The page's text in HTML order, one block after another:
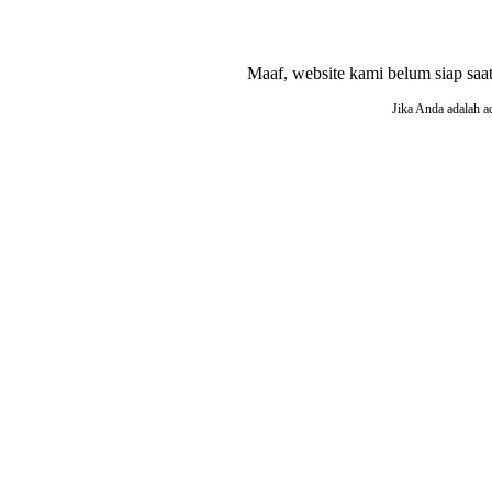
Maaf, website kami belum siap
Jika Anda adalah